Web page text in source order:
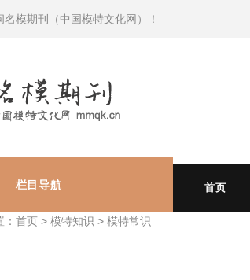
名模期刊（中国模特文化网） ！
栏目导航 首页
首页 > 模特知识 > 模特常识